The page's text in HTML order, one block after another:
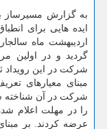
به گزارش مسیرساز
ایده هایی برای
اردیبهشت ماه
شرکت در این رویداد
عرضه کردند. بر